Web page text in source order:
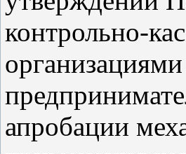
контрольно-
апробации